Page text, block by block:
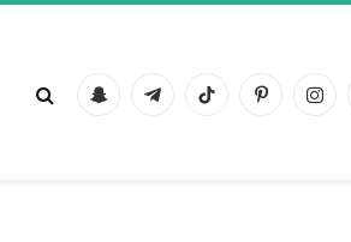
الانستغرامبينتيريستتيكتوك تيلقرام Snapchat